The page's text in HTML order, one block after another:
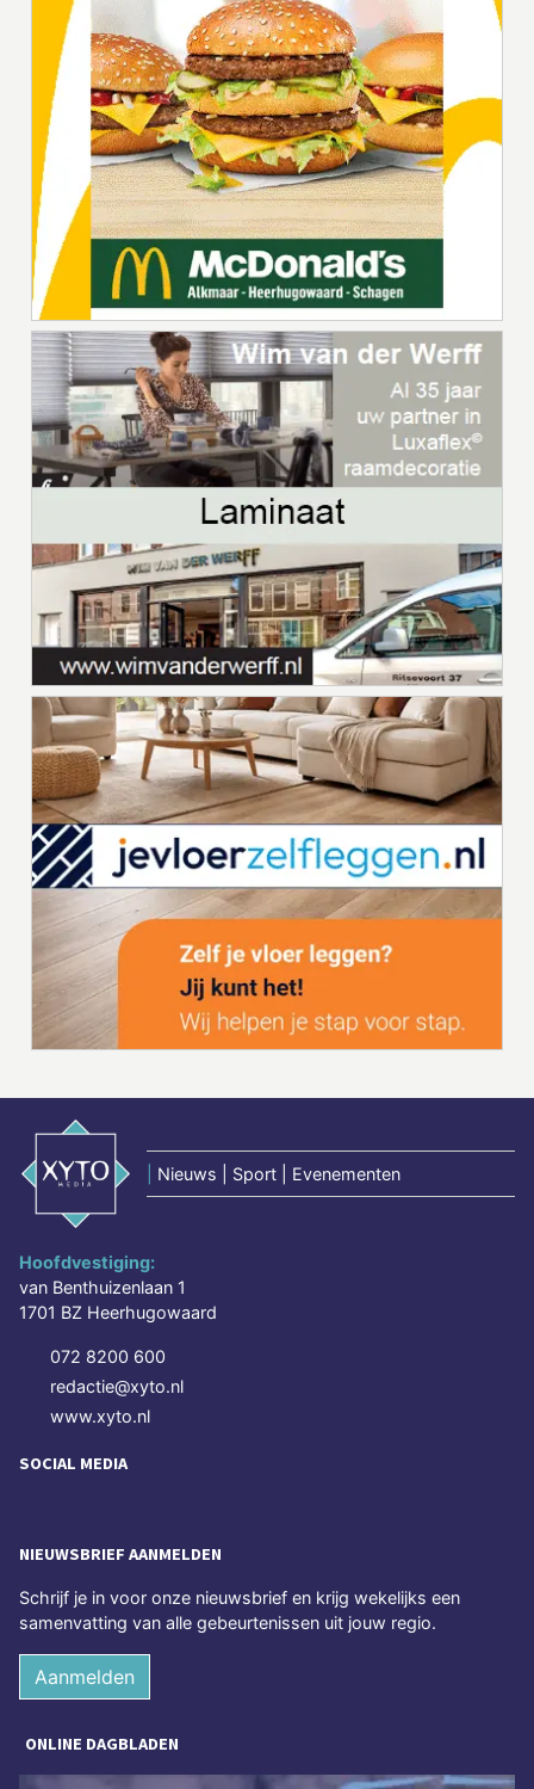
Nieuws | Sport | Evenementen
Hoofdvestiging:
van Benthuizenlaan 1
1701 BZ Heerhugowaard
072 8200 600
redactie@xyto.nl
www.xyto.nl
SOCIAL MEDIA
NIEUWSBRIEF AANMELDEN
Schrijf je in voor onze nieuwsbrief en krijg wekelijks een
samenvatting van alle gebeurtenissen uit jouw regio.
Aanmelden
ONLINE DAGBLADEN